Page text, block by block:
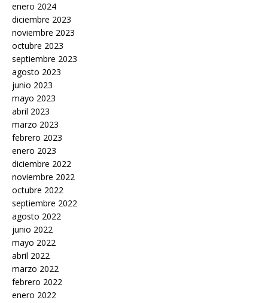
enero 2024
diciembre 2023
noviembre 2023
octubre 2023
septiembre 2023
agosto 2023
junio 2023
mayo 2023
abril 2023
marzo 2023
febrero 2023
enero 2023
diciembre 2022
noviembre 2022
octubre 2022
septiembre 2022
agosto 2022
junio 2022
mayo 2022
abril 2022
marzo 2022
febrero 2022
enero 2022